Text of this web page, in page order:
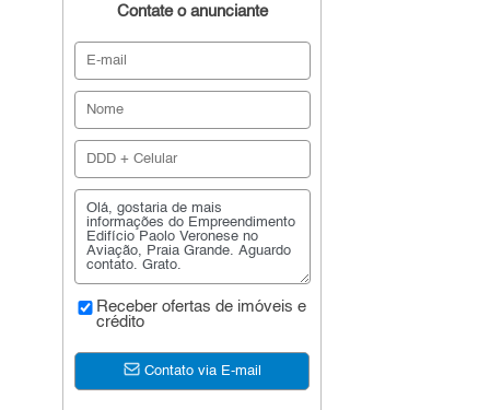
Contate o anunciante
Receber ofertas de imóveis e
crédito
Contato via E-mail